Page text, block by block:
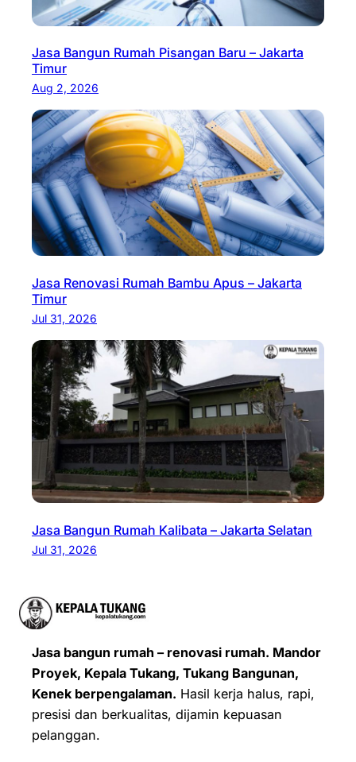
Jasa Bangun Rumah Pisangan Baru – Jakarta
Timur
Aug 2, 2026
Jasa Renovasi Rumah Bambu Apus – Jakarta
Timur
Jul 31, 2026
Jasa Bangun Rumah Kalibata – Jakarta Selatan
Jul 31, 2026
Jasa bangun rumah – renovasi rumah. Mandor
Proyek, Kepala Tukang, Tukang Bangunan,
Kenek berpengalaman. Hasil kerja halus, rapi,
presisi dan berkualitas, dijamin kepuasan
pelanggan.